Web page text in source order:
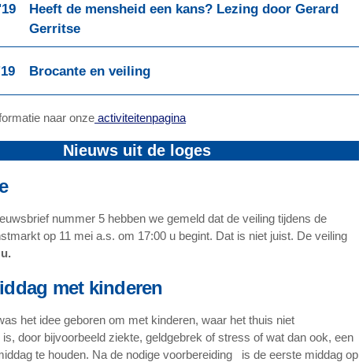
Heeft de mensheid een kans? Lezing door Gerard
Gerritse
Brocante en veiling
naar onze activiteitenpagina
Nieuws uit de loges
nummer 5 hebben we gemeld dat de veiling tijdens de
op 11 mei a.s. om 17:00 u begint. Dat is niet juist. De veiling
met kinderen
het idee geboren om met kinderen, waar het thuis niet
door bijvoorbeeld ziekte, geldgebrek of stress of wat dan ook, een
te houden. Na de nodige voorbereiding is de eerste middag op